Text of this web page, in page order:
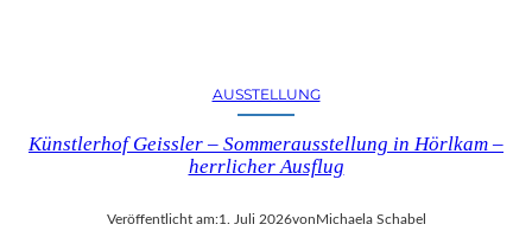
AUSSTELLUNG
Künstlerhof Geissler – Sommerausstellung in Hörlkam –
herrlicher Ausflug
Veröffentlicht am:1. Juli 2026vonMichaela Schabel